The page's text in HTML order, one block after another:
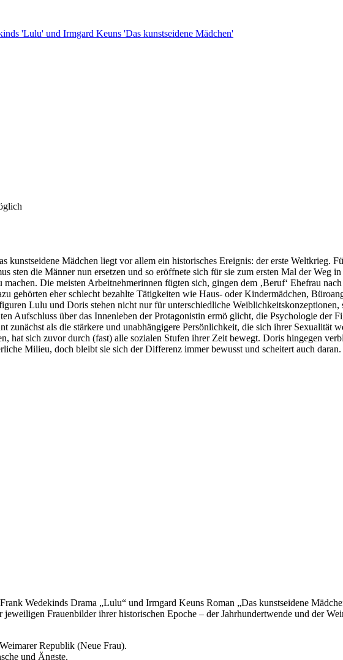
Mädchen liegt vor allem ein historisches Ereignis: der erste Weltkrieg.
sten die Männer nun ersetzen und so eröffnete sich für sie zum ersten Mal der Weg
Die meisten Arbeitnehmerinnen fügten sich, gingen dem ‚Beruf‘ Ehefrau
gehörten eher schlecht bezahlte Tätigkeiten wie Haus- oder Kindermädchen,
Lulu und Doris stehen nicht nur für unterschiedliche Weiblichkeitskonzeptionen,
Aufschluss über das Innenleben der Protagonistin ermö glicht, die Psychologie der
als die stärkere und unabhängigere Persönlichkeit, die sich ihrer Sexualität
hat sich zuvor durch (fast) alle sozialen Stufen ihrer Zeit bewegt. Doris hingegen
Milieu, doch bleibt sie sich der Differenz immer bewusst und scheitert auch
Wedekinds Drama „Lulu“ und Irmgard Keuns Roman „Das kunstseidene
Frauenbilder ihrer historischen Epoche – der Jahrhundertwende und der
Republik (Neue Frau).
und Ängste.